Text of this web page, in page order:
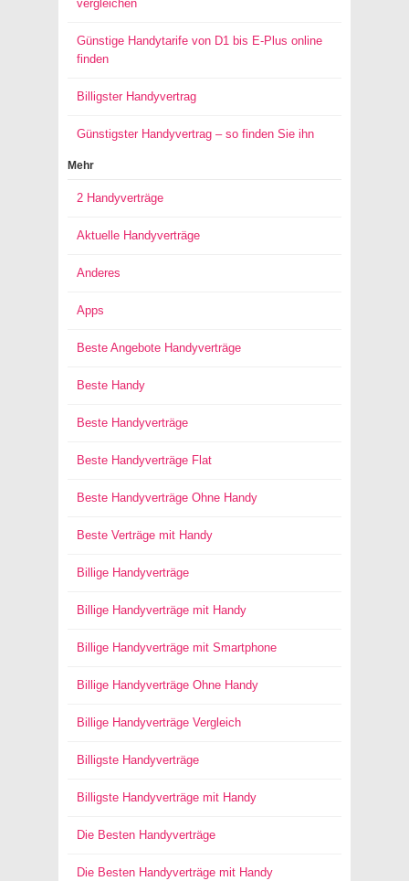
vergleichen
Günstige Handytarife von D1 bis E-Plus online
finden
Billigster Handyvertrag
Günstigster Handyvertrag – so finden Sie ihn
Mehr
2 Handyverträge
Aktuelle Handyverträge
Anderes
Apps
Beste Angebote Handyverträge
Beste Handy
Beste Handyverträge
Beste Handyverträge Flat
Beste Handyverträge Ohne Handy
Beste Verträge mit Handy
Billige Handyverträge
Billige Handyverträge mit Handy
Billige Handyverträge mit Smartphone
Billige Handyverträge Ohne Handy
Billige Handyverträge Vergleich
Billigste Handyverträge
Billigste Handyverträge mit Handy
Die Besten Handyverträge
Die Besten Handyverträge mit Handy